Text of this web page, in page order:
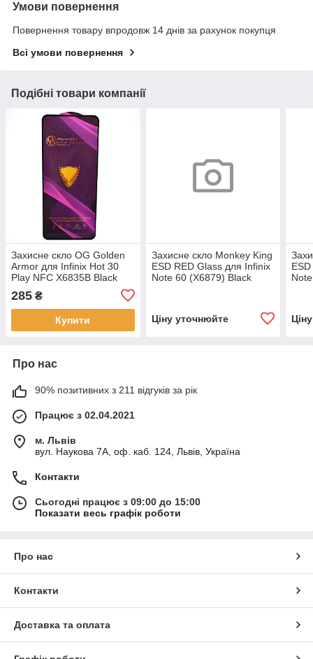
Умови повернення
Повернення товару впродовж 14 днів за рахунок покупця
Всі умови повернення
Подібні товари компанії
Захисне скло OG Golden
Armor для Infinix Hot 30
Play NFC X6835B Black
285 ₴
Купити
Захисне скло Monkey King
ESD RED Glass для Infinix
Note 60 (X6879) Black
Ціну уточнюйте
Про нас
90% позитивних з 211 відгуків за рік
Працює з 02.04.2021
м. Львів
вул. Наукова 7А, оф. каб. 124, Львів, Україна
Контакти
Сьогодні працює з 09:00 до 15:00
Показати весь графік роботи
Про нас
Контакти
Доставка та оплата